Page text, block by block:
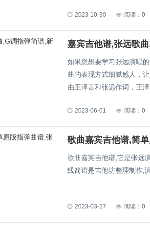
2023-10-30 阅读：0
嘉宾吉他谱,张远歌
如果您想要学习张远演唱
曲的表现方式细腻感人，
由王泽言和张远作词，王
2023-06-01 阅读：0
歌曲嘉宾吉他谱,简
歌曲嘉宾吉他谱,它是张远
线简谱是吉他坊整理制作,
2023-03-27 阅读：0